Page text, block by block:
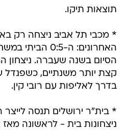
תוצאות תיקו.
* מכבי תל אביב ניצחה רק
האחרונים: ה-0:5
הסיום בשנה שעברה. ניצחון
בדרך לאליפות עם רובי קין.
* בית"ר ירושלים תנסה